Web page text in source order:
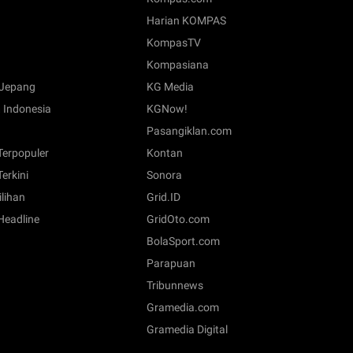
Indonesia
Harian KOMPAS
KompasTV
Kompasiana
KG Media
KGNow!
Pasangiklan.com
Kontan
Sonora
Grid.ID
GridOto.com
BolaSport.com
Parapuan
Tribunnews
Gramedia.com
Gramedia Digital